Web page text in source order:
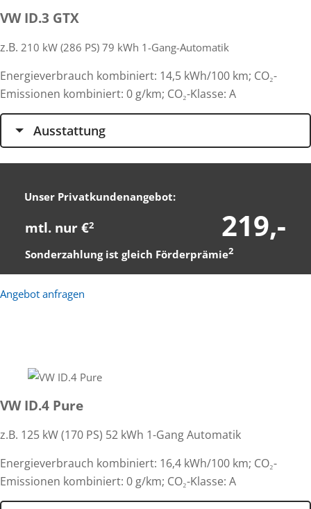
VW ID.3 GTX
z.B. 210 kW (286 PS) 79 kWh 1-Gang-Automatik
Energieverbrauch kombiniert: 14,5 kWh/100 km; CO₂-
Emissionen kombiniert: 0 g/km; CO₂-Klasse: A
Ausstattung
Unser Privatkundenangebot:
mtl. nur €2 219,-
Sonderzahlung ist gleich Förderprämie2
Angebot anfragen
VW ID.4 Pure
z.B. 125 kW (170 PS) 52 kWh 1-Gang Automatik
Energieverbrauch kombiniert: 16,4 kWh/100 km; CO₂-
Emissionen kombiniert: 0 g/km; CO₂-Klasse: A